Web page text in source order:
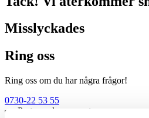
Misslyckades
Ring oss
Ring oss om du har några frågor!
0730-22 53 55
Prata med en expert